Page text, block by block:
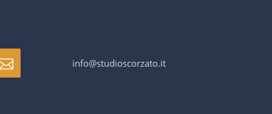
info@studioscorzato.it